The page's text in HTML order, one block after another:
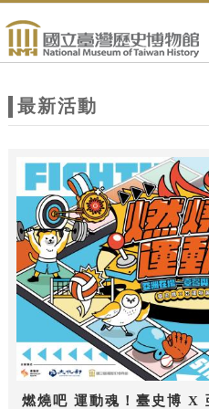
站最新活動
燃燒吧 運動魂！臺史博 X